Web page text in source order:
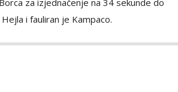
i fauliran je Kampaco.